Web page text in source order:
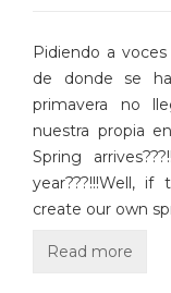
Pidiendo a voces
de donde se
primavera no
nuestra propia
Spring
year???!!!Well,
create our own
Read more